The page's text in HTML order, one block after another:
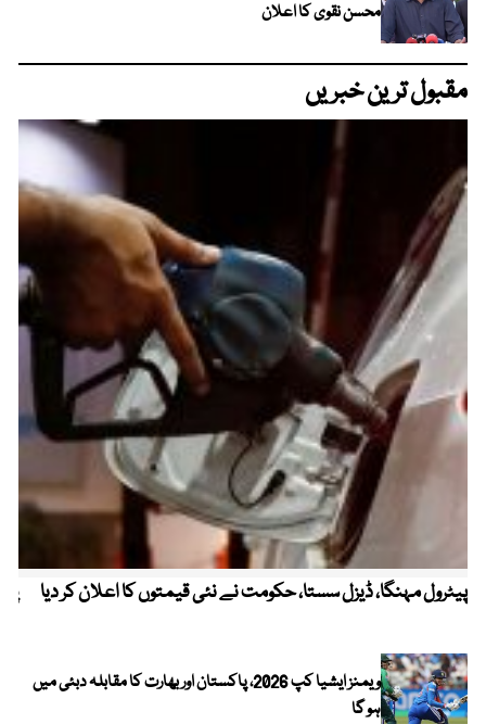
محسن نقوی کا اعلان
مقبول ترین خبریں
پیٹرول مہنگا، ڈیزل سستا، حکومت نے نئی قیمتوں کا اعلان کر دیا
ویمنز ایشیا کپ 2026، پاکستان اور بھارت کا مقابلہ دبئی میں
ہو گا